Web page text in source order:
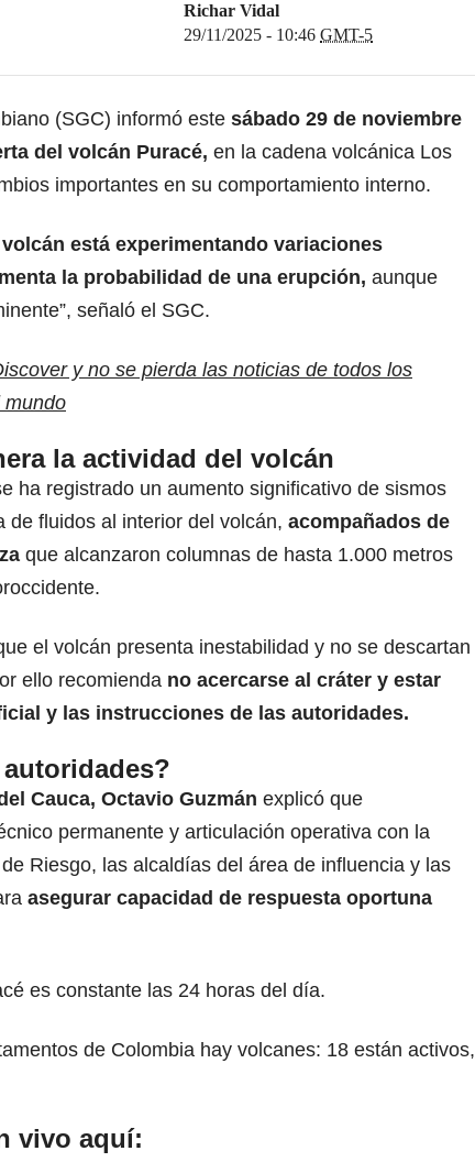
Richar Vidal
29/11/2025 - 10:46 GMT-5
(SGC) informó este sábado 29 de noviembre
del volcán Puracé, en la cadena volcánica Los
importantes en su comportamiento interno.
volcán está experimentando variaciones
la probabilidad de una erupción, aunque
señaló el SGC.
y no se pierda las noticias de todos los
mundo
la actividad del volcán
ha registrado un aumento significativo de sismos
de fluidos al interior del volcán, acompañados de
que alcanzaron columnas de hasta 1.000 metros
el volcán presenta inestabilidad y no se descartan
ello recomienda no acercarse al cráter y estar
y las instrucciones de las autoridades.
Cauca, Octavio Guzmán explicó que
permanente y articulación operativa con la
Riesgo, las alcaldías del área de influencia y las
asegurar capacidad de respuesta oportuna
es constante las 24 horas del día.
de Colombia hay volcanes: 18 están activos,
vivo aquí: